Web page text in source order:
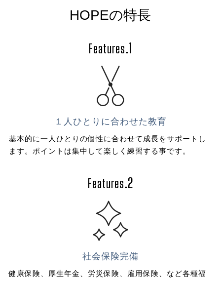
HOPEの特長
Features.1
１人ひとりに合わせた教育
基本的に一人ひとりの個性に合わせて成長をサポートし
ます。ポイントは集中して楽しく練習する事です。
Features.2
社会保険完備
健康保険、厚生年金、労災保険、雇用保険、など各種福